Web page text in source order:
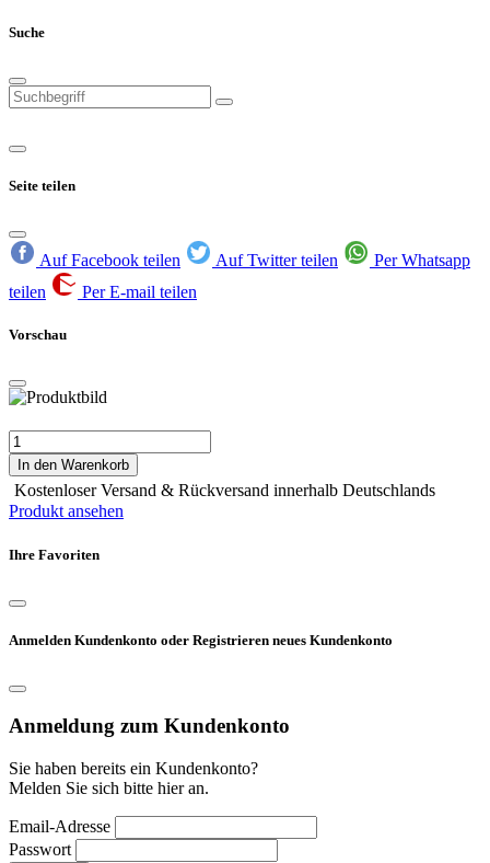
Suche
Seite teilen
Auf Facebook teilen Auf Twitter teilen
Per Whatsapp
teilen
Per E-mail teilen
Vorschau
In den Warenkorb
Kostenloser Versand & Rückversand innerhalb Deutschlands
Produkt ansehen
Ihre Favoriten
Anmelden Kundenkonto oder Registrieren neues Kundenkonto
Anmeldung zum Kundenkonto
Sie haben bereits ein Kundenkonto?
Melden Sie sich bitte hier an.
Email-Adresse
Passwort